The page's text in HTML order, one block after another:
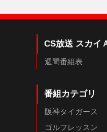
CS放送 スカイ
週間番組表
番組カテゴリ
阪神タイガース
ゴルフレッスン